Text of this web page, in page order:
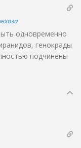
одновременно
генокрады
подчинены